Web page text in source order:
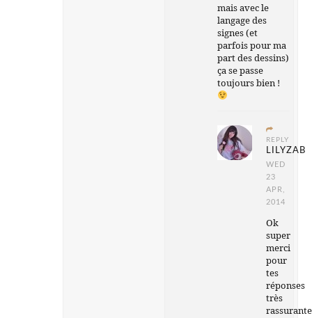
mais avec le
langage des
signes (et
parfois pour ma
part des dessins)
ça se passe
toujours bien !
REPLY
LILYZAB
WED
23
APR,
2014
Ok
super
merci
pour
tes
réponses
très